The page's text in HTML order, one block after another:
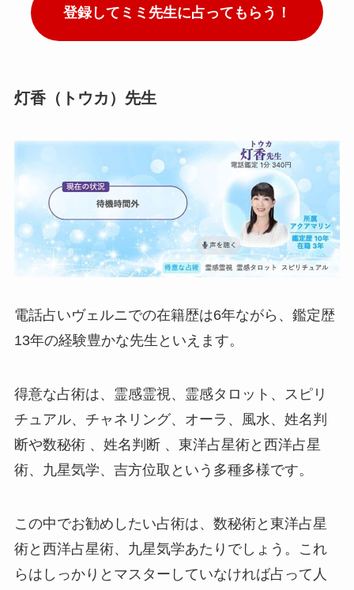
登録してミミ先生に占ってもらう！
灯香（トウカ）先生
電話占いヴェルニでの在籍歴は6年ながら、鑑定歴
13年の経験豊かな先生といえます。
得意な占術は、霊感霊視、霊感タロット、スピリ
チュアル、チャネリング、オーラ、風水、姓名判
断や数秘術 、姓名判断 、東洋占星術と西洋占星
術、九星気学、吉方位取という多種多様です。
この中でお勧めしたい占術は、数秘術と東洋占星
術と西洋占星術、九星気学あたりでしょう。これ
らはしっかりとマスターしていなければ占って人